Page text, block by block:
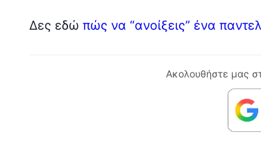
Δες εδώ πώς να “ανοίξεις” ένα
Ακολουθήστε μας